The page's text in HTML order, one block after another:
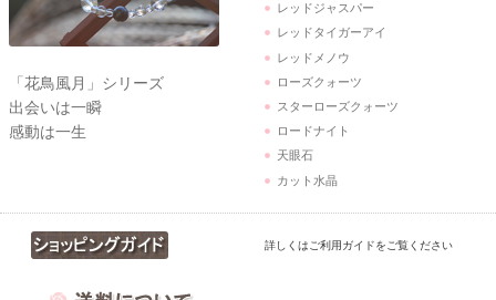
「花鳥風月」シリーズ
出会いは一瞬
感動は一生
レッドジャスパー
レッドタイガーアイ
レッドメノウ
ローズクォーツ
スターローズクォーツ
ロードナイト
天眼石
カット水晶
詳しくはご利用ガイドをご覧ください